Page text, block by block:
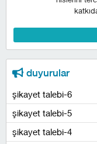
duyurular
şikayet talebi-6
şikayet talebi-5
şikayet talebi-4